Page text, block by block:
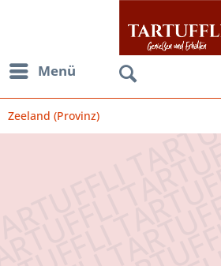
Menü
Zeeland (Provinz)